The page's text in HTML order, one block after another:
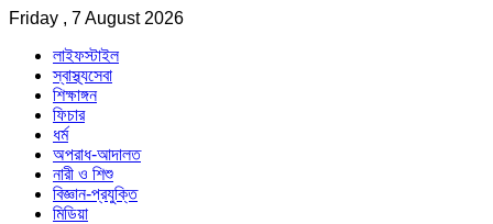
Friday , 7 August 2026
লাইফস্টাইল
স্বাস্থ্যসেবা
শিক্ষাঙ্গন
ফিচার
ধর্ম
অপরাধ-আদালত
নারী ও শিশু
বিজ্ঞান-প্রযুক্তি
মিডিয়া